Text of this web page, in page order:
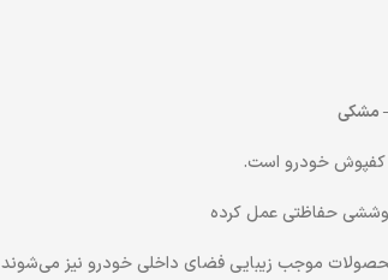
کفپوش خودرو است.
پوششی حفاظتی عمل کرده
موجب زیبایی فضای داخلی خودرو نیز می‌شوند